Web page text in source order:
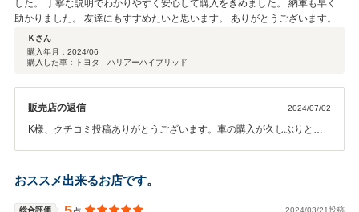
した。 丁寧な説明でわかりやすく安心して購入をきめました。 納車も早く
助かりました。 友達にもすすめたいと思います。 ありがとうございます。
Ｋさん
購入年月： 2024/06
購入した車：トヨタ ハリアーハイブリッド
販売店の返信 2024/07/02
K様、クチコミ投稿ありがとうございます。車の購入が久しぶりとい
ても嬉しかったです。当社ではオークション仕入れではなく、前オー
ナー様より直接仕入れさせて頂いておりますので上質なお車をお求め
やすい金額でご提供できるように努めていますので喜んで頂けてうれ
しいです。 今後のカーライフもお付き合いできればと思いますので宜
おススメ出来るお店です。
総合評価 2024/03/21投稿